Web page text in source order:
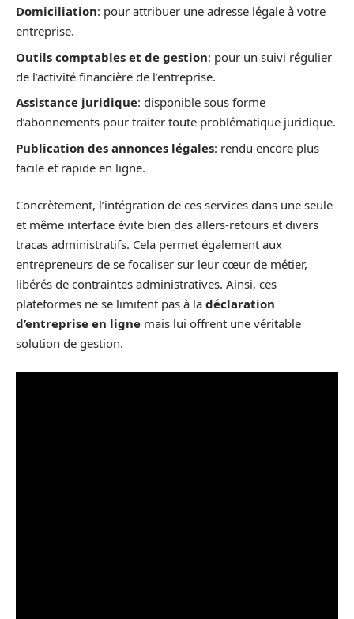
Domiciliation: pour attribuer une adresse légale à votre
entreprise.
Outils comptables et de gestion: pour un suivi régulier
de l’activité financière de l’entreprise.
Assistance juridique: disponible sous forme
d’abonnements pour traiter toute problématique juridique.
Publication des annonces légales: rendu encore plus
facile et rapide en ligne.
Concrètement, l’intégration de ces services dans une seule
et même interface évite bien des allers-retours et divers
tracas administratifs. Cela permet également aux
entrepreneurs de se focaliser sur leur cœur de métier,
libérés de contraintes administratives. Ainsi, ces
plateformes ne se limitent pas à la déclaration
d’entreprise en ligne mais lui offrent une véritable
solution de gestion.